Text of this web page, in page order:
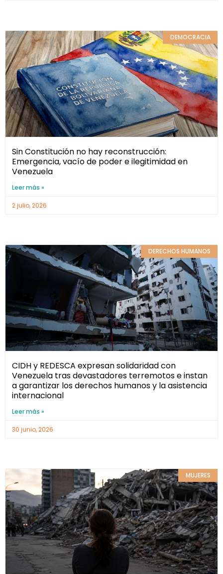
DEMOCRACIA
Sin Constitución no hay reconstrucción:
Emergencia, vacío de poder e ilegitimidad en
Venezuela
Leer más »
2 julio, 2026
DERECHOS HUMANOS
CIDH y REDESCA expresan solidaridad con
Venezuela tras devastadores terremotos e instan
a garantizar los derechos humanos y la asistencia
internacional
Leer más »
30 junio, 2026
MUJERES